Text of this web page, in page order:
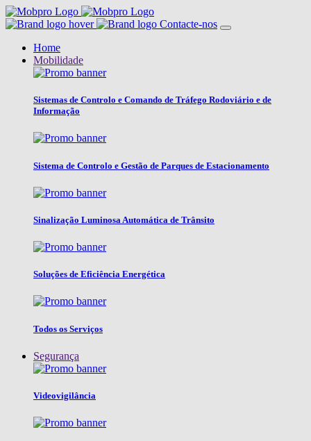
Contacte-nos
Home
Mobilidade
Sistemas de Controlo e Comando de Tráfego Rodoviário e de
Informação
Sistema de Controlo e Gestão de Parques de Estacionamento
Sinalização Luminosa Automática de Trânsito
Soluções de Eficiência Energética
Todos os Serviços
Segurança
Videovigilância